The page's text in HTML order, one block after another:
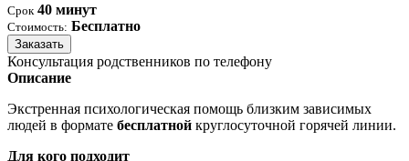
Срок 40 минут
Стоимость: Бесплатно
Заказать
Консультация родственников по телефону
Описание
Экстренная психологическая помощь близким зависимых
людей в формате бесплатной круглосуточной горячей линии.
Для кого подходит